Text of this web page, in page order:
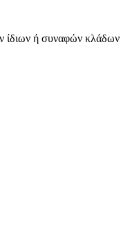
ίδιων ή συναφών κλάδων